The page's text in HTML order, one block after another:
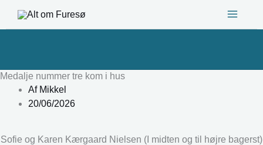
Medalje nummer tre kom i hus
AfMikkel
20/06/2026
Sofie og Karen Kærgaard Nielsen (I midten og til højre bagerst)